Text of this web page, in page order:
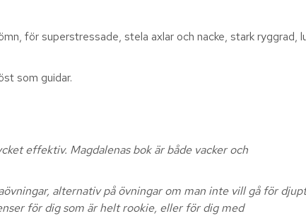
för superstressade, stela axlar och nacke, stark ryggrad,
som guidar.
effektiv. Magdalenas bok är både vacker och
alternativ på övningar om man inte vill gå för
för dig som är helt rookie, eller för dig med